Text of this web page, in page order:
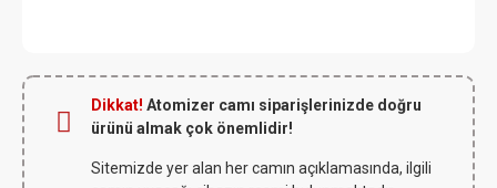
Dikkat! Atomizer camı siparişlerinizde doğru
ürünü almak çok önemlidir!
Sitemizde yer alan her camın açıklamasında, ilgili